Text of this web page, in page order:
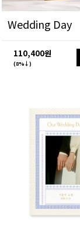
Wedding Day
110,400원
(8%↓)